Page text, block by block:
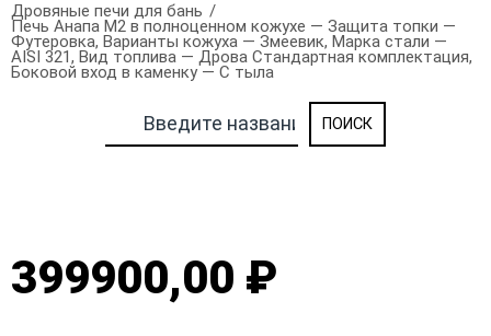
Дровяные печи для бань
Печь Анапа М2 в полноценном кожухе — Защита топки —
Футеровка, Варианты кожуха — Змеевик, Марка стали —
AISI 321, Вид топлива — Дрова Стандартная комплектация,
Боковой вход в каменку — С тыла
399900,00 ₽